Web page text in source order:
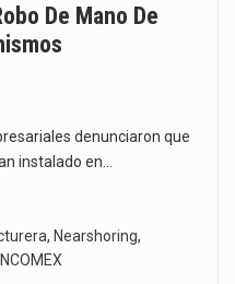
De Mano De
denunciaron que
instalado en…
, Nearshoring,